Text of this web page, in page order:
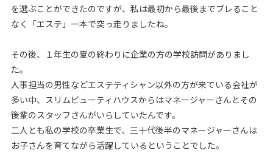
を選ぶことができたのですが、私は最初から最後までブレること
なく「エステ」⼀本で突っ⾛りましたね。
その後、１年⽣の夏の終わりに企業の⽅の学校訪問がありまし
た。
⼈事担当の男性などエステティシャン以外の⽅が来ている会社が
多い中、スリムビューティハウスからはマネージャーさんとその
後輩のスタッフさんがいらしていたんです。
⼆⼈とも私の学校の卒業⽣で、三⼗代後半のマネージャーさんは
お⼦さんを育てながら活躍しているということでした。